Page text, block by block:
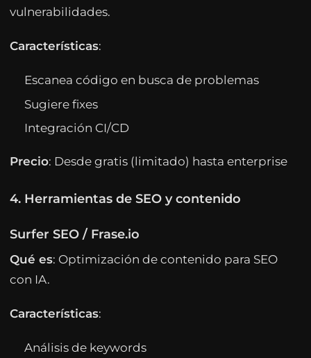
vulnerabilidades.
Características:
Escanea código en busca de problemas
Sugiere fixes
Integración CI/CD
Precio: Desde gratis (limitado) hasta enterprise
4. Herramientas de SEO y contenido
Surfer SEO / Frase.io
Qué es: Optimización de contenido para SEO
con IA.
Características:
Análisis de keywords